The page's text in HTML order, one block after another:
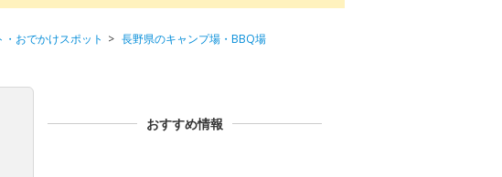
おでかけスポット
長野県のキャンプ場・BBQ場
おすすめ情報